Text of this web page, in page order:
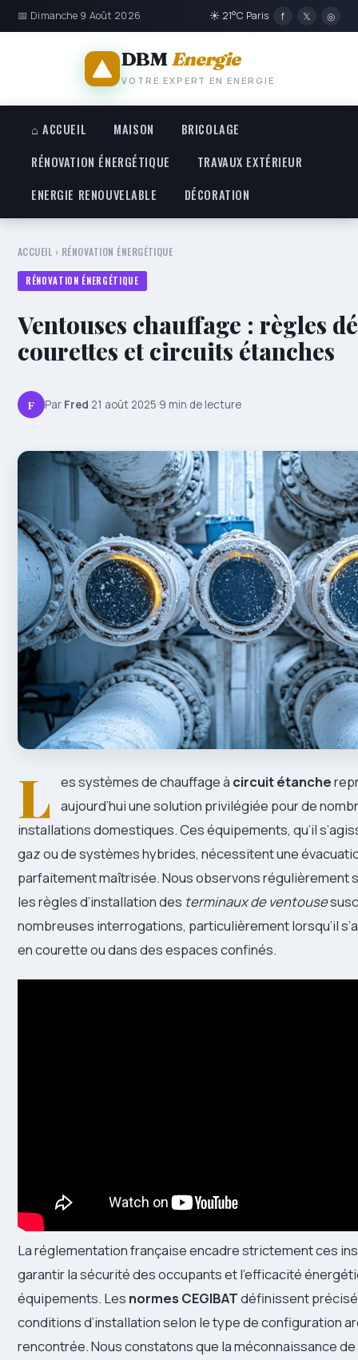
📅 Dimanche 9 Août 2026 ☀ 21°C Paris f 𝕏 ◎
DBMEnergie
VOTRE EXPERT EN ENERGIE
⌂ ACCUEIL MAISON
BRICOLAGE
RÉNOVATION ÉNERGÉTIQUE
TRAVAUX EXTÉRIEUR
ENERGIE RENOUVELABLE
DÉCORATION
ACCUEIL › RÉNOVATION ÉNERGÉTIQUE
RÉNOVATION ÉNERGÉTIQUE
Ventouses chauffage : règles
courettes et circuits étanches
F Par Fred·21 août 2025·9 min de lecture
L es systèmes de chauffage à circuit étanche
aujourd’hui une solution privilégiée pour de
installations domestiques. Ces équipements, qu’il
gaz ou de systèmes hybrides, nécessitent une
parfaitement maîtrisée. Nous observons régulièrement
les règles d’installation des terminaux de ventouse
nombreuses interrogations, particulièrement lorsqu’il
en courette ou dans des espaces confinés.
La réglementation française encadre strictement ces
garantir la sécurité des occupants et l’efficacité
équipements. Les normes CEGIBATdéfinissent
conditions d’installation selon le type de configuration
rencontrée. Nous constatons que la méconnaissance